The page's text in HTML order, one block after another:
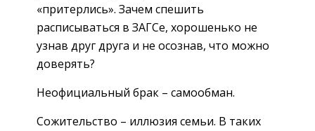
«притерлись». Зачем спешить
расписываться в ЗАГСе, хорошенько не
узнав друг друга и не осознав, что можно
доверять?
Неофициальный брак – самообман.
Сожительство – иллюзия семьи. В таких